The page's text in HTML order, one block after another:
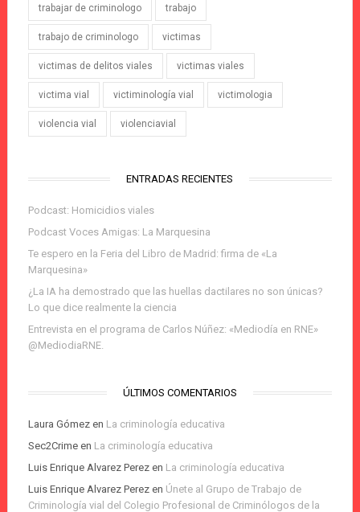
trabajar de criminologo trabajo
trabajo de criminologo victimas
victimas de delitos viales victimas viales
victima vial victiminología vial victimologia
violencia vial violenciavial
ENTRADAS RECIENTES
Podcast: Homicidios viales
Podcast Voces Amigas: La Marquesina
Te espero en la Feria del Libro de Madrid: firma de «La
Marquesina»
¿La IA ha demostrado que las huellas dactilares no son únicas?
Lo que dice realmente la ciencia
Entrevista en el programa de Carlos Núñez: «Mediodía en RNE»
@MediodiaRNE.
ÚLTIMOS COMENTARIOS
Laura Gómezen La criminología educativa
Sec2Crimeen La criminología educativa
Luis Enrique Alvarez Perezen La criminología educativa
Luis Enrique Alvarez Perezen Únete al Grupo de Trabajo de
Criminología vial del Colegio Profesional de Criminólogos de la